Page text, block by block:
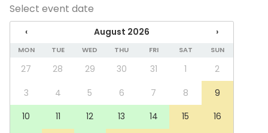
Cabin trip / Retreat
Experience / Activity
Christmas Party
Meeting room
Villa / Mansion
Recreational venue
Select event date
‹ August 2026 ›
MON TUE WED THU FRI SAT SUN
27 28 29 30 31 1
2
3
4 5 6 7 8
9
10
11 12 13 14 15
16